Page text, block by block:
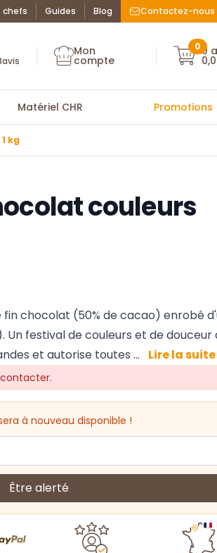
chefs Guides Blog Contactez-nous
des chefs
avis Mon compte
Mon
compte Mon
00
Matériel CHR Promotions
kg
couleurs
chocolat (50% de cacao) enrobé
festival de couleurs et de douceur
et autorise toutes ...
Lire la suite
à nouveau disponible !
Être alerté